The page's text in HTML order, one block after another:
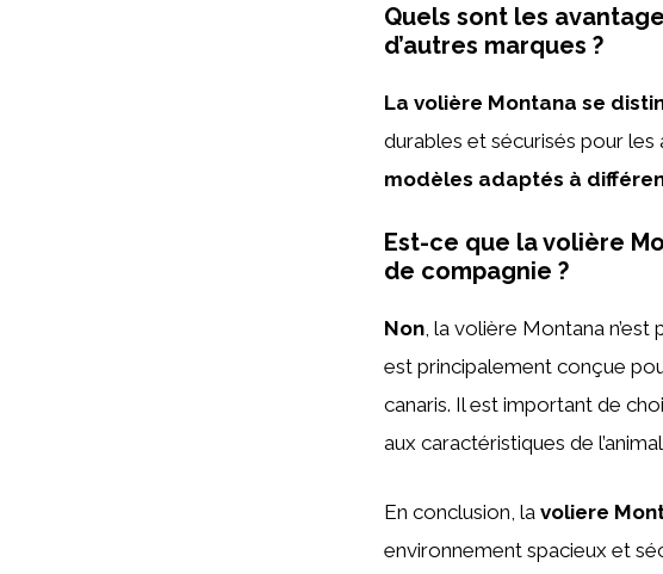
Quels sont les
d’autres marques ?
La volière Montana se
durables et sécurisés pour les
modèles adaptés à
Est-ce que la volière
de compagnie ?
Non, la volière Montana n’est
est principalement conçue
canaris. Il est important de
aux caractéristiques de
En conclusion, la voliere
environnement spacieux et